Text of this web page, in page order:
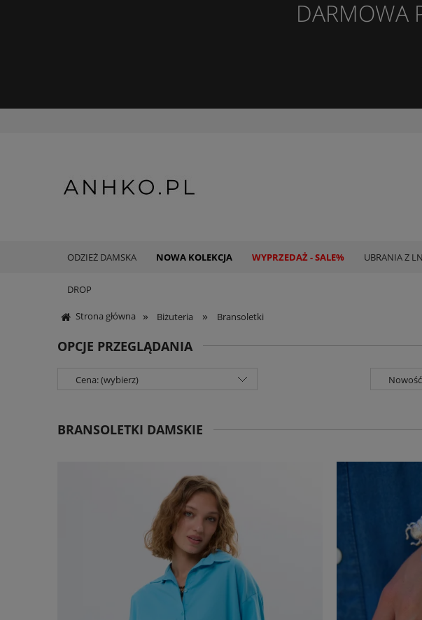
DARMOWA
ODZIEŻ DAMSKA NOWA KOLEKCJA WYPRZEDAŻ - SALE% UBRANIA Z
DROP
Strona główna » Biżuteria » Bransoletki
OPCJE PRZEGLĄDANIA
Cena: (wybierz)
BRANSOLETKI DAMSKIE